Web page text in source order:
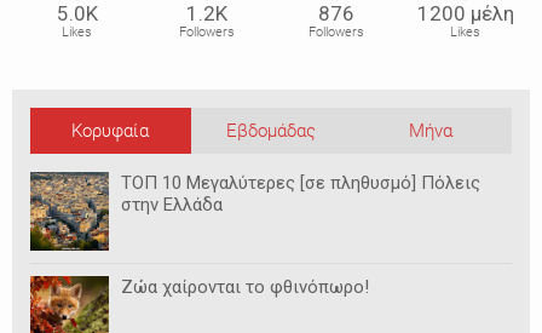
5.0Κ
Likes
1.2Κ
Followers
876
Followers
1200 μέλη
Likes
Κορυφαία Εβδομάδας Μήνα
ΤΟΠ 10 Μεγαλύτερες [σε πληθυσμό] Πόλεις
στην Ελλάδα
Ζώα χαίρονται το φθινόπωρο!